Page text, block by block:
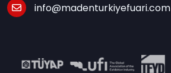
info@madenturkiyefuari.com